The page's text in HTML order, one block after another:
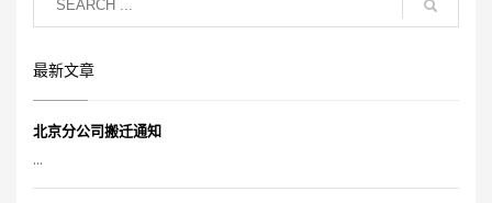
最新文章
北京分公司搬迁通知
...